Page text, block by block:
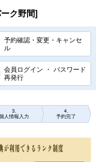
ク野間]
予約確認・変更・キャンセ
ル
会員ログイン ・ パスワード
再発行
3
人情報入力
4
予約完了